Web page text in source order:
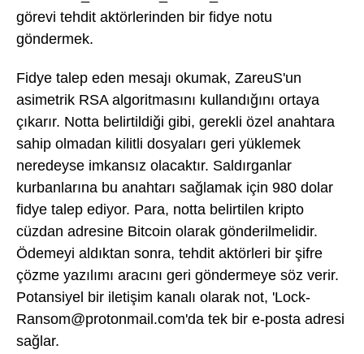
görevi tehdit aktörlerinden bir fidye notu
göndermek.
Fidye talep eden mesajı okumak, ZareuS'un
asimetrik RSA algoritmasını kullandığını ortaya
çıkarır. Notta belirtildiği gibi, gerekli özel anahtara
sahip olmadan kilitli dosyaları geri yüklemek
neredeyse imkansız olacaktır. Saldırganlar
kurbanlarına bu anahtarı sağlamak için 980 dolar
fidye talep ediyor. Para, notta belirtilen kripto
cüzdan adresine Bitcoin olarak gönderilmelidir.
Ödemeyi aldıktan sonra, tehdit aktörleri bir şifre
çözme yazılımı aracını geri göndermeye söz verir.
Potansiyel bir iletişim kanalı olarak not, 'Lock-
Ransom@protonmail.com'da tek bir e-posta adresi
sağlar.